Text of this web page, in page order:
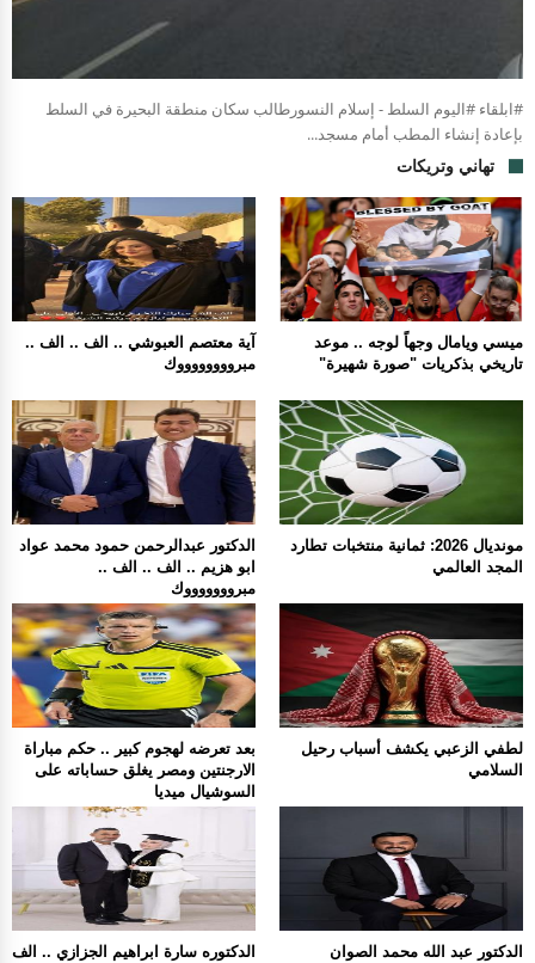
#ابلقاء #اليوم السلط - إسلام النسورطالب سكان منطقة البحيرة في السلط
بإعادة إنشاء المطب أمام مسجد...
تهاني وتريكات
آية معتصم العبوشي .. الف .. الف ..
مبرووووووووك
ميسي ويامال وجهاً لوجه .. موعد
تاريخي بذكريات "صورة شهيرة"
الدكتور عبدالرحمن حمود محمد عواد
ابو هزيم .. الف .. الف ..
مبروووووووك
مونديال 2026: ثمانية منتخبات تطارد
المجد العالمي
بعد تعرضه لهجوم كبير .. حكم مباراة
الارجنتين ومصر يغلق حساباته على
السوشيال ميديا
لطفي الزعبي يكشف أسباب رحيل
السلامي
الدكتوره سارة ابراهيم الجزازي .. الف
الدكتور عبد الله محمد الصوان